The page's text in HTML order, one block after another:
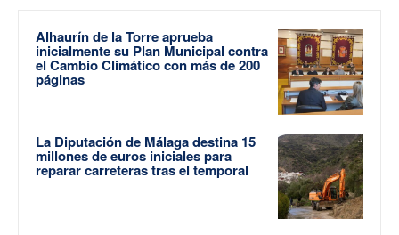
Alhaurín de la Torre aprueba
inicialmente su Plan Municipal contra
el Cambio Climático con más de 200
páginas
La Diputación de Málaga destina 15
millones de euros iniciales para
reparar carreteras tras el temporal